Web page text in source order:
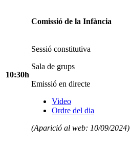
10:30h
Comissió de la Infància
Sessió constitutiva
Sala de grups
Emissió en directe
Video
Ordre del dia
(Aparició al web: 10/09/2024)